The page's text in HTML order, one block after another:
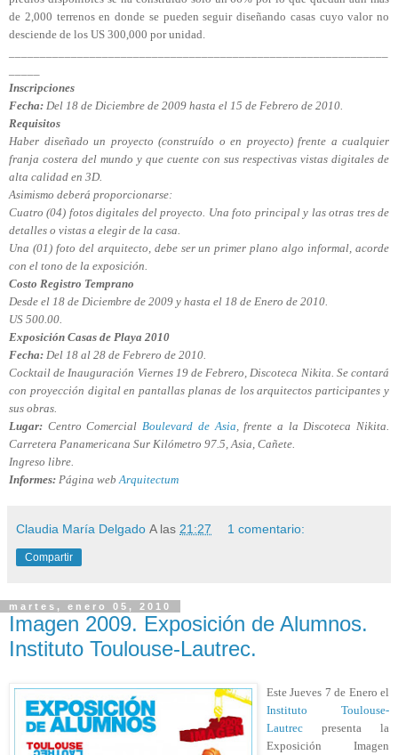
de 2,000 terrenos en donde se pueden seguir diseñando casas cuyo valor no
desciende de los US 300,000 por unidad.
Inscripciones
Fecha: Del 18 de Diciembre de 2009 hasta el 15 de Febrero de 2010.
Requisitos
Haber diseñado un proyecto (construído o en proyecto) frente a cualquier
franja costera del mundo y que cuente con sus respectivas vistas digitales de
alta calidad en 3D.
Asimismo deberá proporcionarse:
Cuatro (04) fotos digitales del proyecto. Una foto principal y las otras tres de
detalles o vistas a elegir de la casa.
Una (01) foto del arquitecto, debe ser un primer plano algo informal, acorde
con el tono de la exposición.
Costo Registro Temprano
Desde el 18 de Diciembre de 2009 y hasta el 18 de Enero de 2010.
US 500.00.
Exposición Casas de Playa 2010
Fecha: Del 18 al 28 de Febrero de 2010.
Cocktail de Inauguración Viernes 19 de Febrero, Discoteca Nikita. Se contará
con proyección digital en pantallas planas de los arquitectos participantes y
sus obras.
Lugar: Centro Comercial Boulevard de Asia , frente a la Discoteca Nikita.
Carretera Panamericana Sur Kilómetro 97.5, Asia, Cañete.
Ingreso libre.
Informes: Página web Arquitectum
Claudia María Delgado A las 21:27 1 comentario:
Compartir
martes, enero 05, 2010
Imagen 2009. Exposición de Alumnos.
Instituto Toulouse-Lautrec.
Este Jueves 7 de Enero el
Instituto Toulouse-
Lautrec presenta la
Exposición Imagen